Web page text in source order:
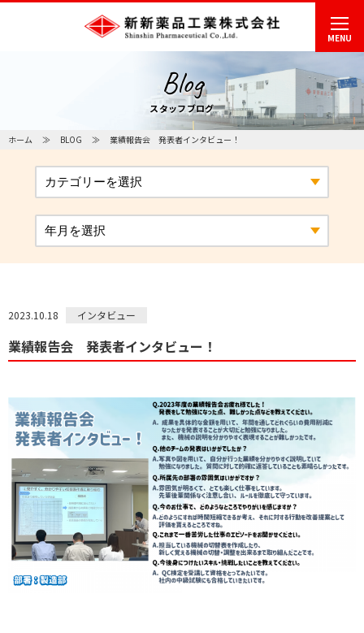
MENU
Blog
スタッフブログ
ホーム BLOG 業績報告会 発表者インタビュー！
2023.10.18 インタビュー
業績報告会 発表者インタビュー！